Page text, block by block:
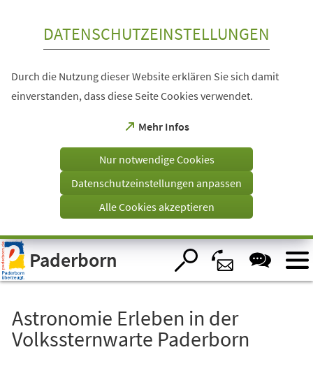
Visuelle
Assistenzsoftware
öffnen.
DATENSCHUTZEINSTELLUNGEN
Durch die Nutzung dieser Website erklären Sie sich damit
einverstanden, dass diese Seite Cookies verwendet.
Mehr Infos
(Öffnet
einem
Tab)
Nur notwendige Cookies
Datenschutzeinstellungen anpassen
Alle Cookies akzeptieren
Paderborn
Astronomie Erleben in der
Volkssternwarte Paderborn